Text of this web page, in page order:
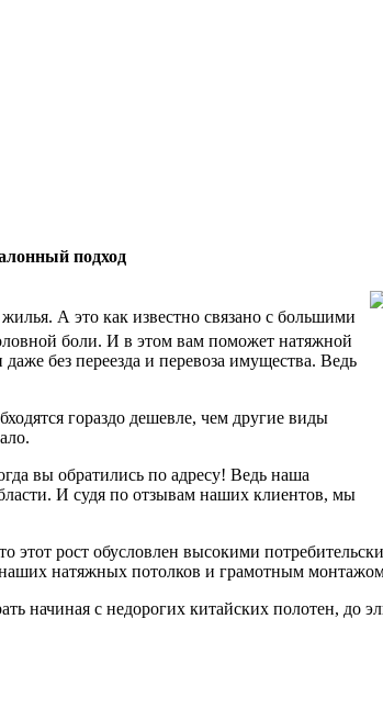
подход
А это как известно связано с большими
боли. И в этом вам поможет натяжной
без переезда и перевоза имущества. Ведь
гораздо дешевле, чем другие виды
вы обратились по адресу! Ведь наша
И судя по отзывам наших клиентов, мы
рост обусловлен высокими
наших натяжных потолков и грамотным
с недорогих китайских полотен, до